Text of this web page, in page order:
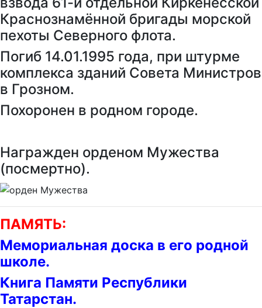
Краснознамённой бригады морской
пехоты Северного флота.
Погиб 14.01.1995 года, при штурме
комплекса зданий Совета Министров
в Грозном.
Похоронен в родном городе.
Награжден орденом Мужества
(посмертно).
ПАМЯТЬ:
Мемориальная доска в его родной
школе.
Книга Памяти Республики
Татарстан.